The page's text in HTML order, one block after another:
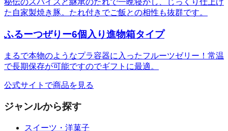
秘伝のスパイスと継承のたれで一晩寝かし、じっくり仕上げ
た自家製焼き豚。たれ付きでご飯との相性も抜群です。
ふるーつぜりー6個入り進物箱タイプ
まるで本物のようなプラ容器に入ったフルーツゼリー！常温
で長期保存が可能ですのでギフトに最適。
公式サイトで商品を見る
ジャンルから探す
スイーツ・洋菓子